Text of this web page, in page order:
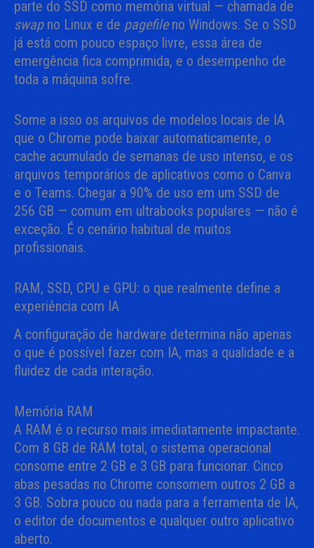
parte do SSD como memória virtual — chamada de
swapno Linux e de pagefileno Windows. Se o SSD
já está com pouco espaço livre, essa área de
emergência fica comprimida, e o desempenho de
toda a máquina sofre.
Some a isso os arquivos de modelos locais de IA
que o Chrome pode baixar automaticamente, o
cache acumulado de semanas de uso intenso, e os
arquivos temporários de aplicativos como o Canva
e o Teams. Chegar a 90% de uso em um SSD de
256 GB — comum em ultrabooks populares — não é
exceção. É o cenário habitual de muitos
profissionais.
RAM, SSD, CPU e GPU: o que realmente define a
experiência com IA
A configuração de hardware determina não apenas
o que é possível fazer com IA, mas a qualidade e a
fluidez de cada interação.
Memória RAM
A RAM é o recurso mais imediatamente impactante.
Com 8 GB de RAM total, o sistema operacional
consome entre 2 GB e 3 GB para funcionar. Cinco
abas pesadas no Chrome consomem outros 2 GB a
3 GB. Sobra pouco ou nada para a ferramenta de IA,
o editor de documentos e qualquer outro aplicativo
aberto.